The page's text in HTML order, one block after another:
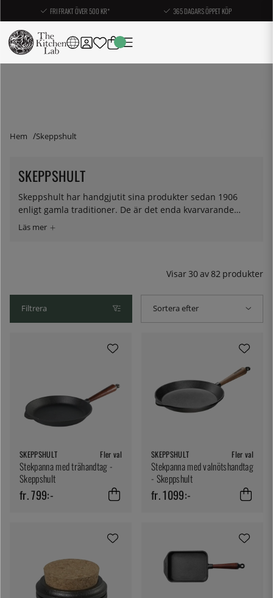
FRI FRAKT ÖVER 500 KR* 365 DAGARS ÖPPET KÖP
Hem Skeppshult
SKEPPSHULT
Skeppshult har handgjutit sina produkter sedan 1906
enligt gamla traditioner. De är det enda kvarvarande
gjuteriet i Skandinavien som producerar
Visar 30av82 produkter
Filtrera Sortera efter
SKEPPSHULT Fler val
Stekpanna med trähandtag -
Skeppshult
fr. 799:-
SKEPPSHULT Fler val
Stekpanna med valnötshandtag
- Skeppshult
fr. 1099:-